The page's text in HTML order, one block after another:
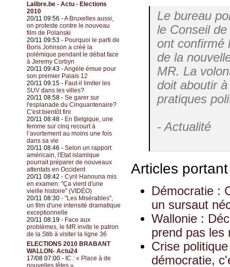
Lalibre.be - Actu - Elections
2010
20/11 09:56 -A Bruxelles aussi,
on proteste contre le nouveau
film de Polanski
20/11 09:53 - Pourquoi le parti de
Boris Johnson a créé la
polémique pendant le débat face
à Jeremy Corbyn
20/11 09:43 -Angèle émue pour
son premier Palais 12
20/11 09:15 - Faut-il limiter les
SUV dans les villes?
20/11 08:58 - Se garer sur
l'esplanade du Cinquantenaire?
C'est bientôt fini
20/11 08:48 - En Belgique, une
femme sur cinq recourt à
l’avortement au moins une fois
dans sa vie
20/11 08:46 - Selon un rapport
américain, l'Etat islamique
pourrait préparer de nouveaux
attentats en Occident
20/11 08:42 - Cyril Hanouna mis
en examen: "Ça vient d'une
vieille histoire" (VIDÉO)
20/11 08:30 - "Les Misérables",
un film d'une intensité dramatique
exceptionnelle
20/11 08:19 - Face aux
problèmes, le MR invite le patron
de la Stib à visiter la ligne 36
ELECTIONS 2010 BRABANT
WALLON- Actu24
17/08 07:00 - IC : « Place à de
nouvelles têtes »
Le bureau
le Conseil
ont confirmé
de la
MR. La
doit aboutir
pratiques
- Actualité
Articles
Démocratie :
un sursaut
Wallonie :
prend pas les
Crise
démocratie,